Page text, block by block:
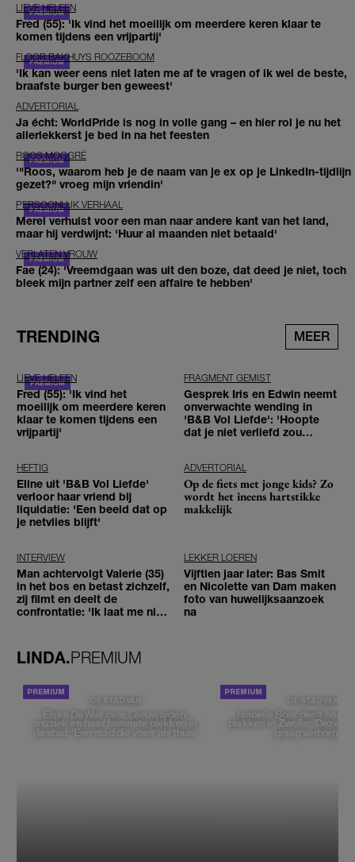
LIEVE HELEEN
Fred (55): 'Ik vind het moeilijk om meerdere keren klaar te
komen tijdens een vrijpartij'
FLOOR BAKHUYS ROOZEBOOM
'Ik kan weer eens niet laten me af te vragen of ik wel de beste,
braafste burger ben geweest'
ADVERTORIAL
Ja écht: WorldPride is nog in volle gang – en hier rol je nu het
allerlekkerst je bed in na het feesten
ROOS MOGGRÉ
'"Roos, waarom heb je de naam van je ex op je LinkedIn-tijdlijn
gezet?" vroeg mijn vriendin'
PERSOONLIJK VERHAAL
Merel verhuist voor een man naar andere kant van het land,
maar hij verdwijnt: 'Huur al maanden niet betaald'
VERLATEN VROUW
Fae (24): 'Vreemdgaan was uit den boze, dat deed je niet, toch
bleek mijn partner zelf een affaire te hebben'
TRENDING MEER
LIEVE HELEEN
Fred (55): 'Ik vind het
moeilijk om meerdere keren
klaar te komen tijdens een
vrijpartij'
FRAGMENT GEMIST
Gesprek Iris en Edwin neemt
onverwachte wending in
'B&B Vol Liefde': 'Hoopte
dat je niet verliefd zou
HEFTIG
Eline uit 'B&B Vol Liefde'
verloor haar vriend bij
liquidatie: 'Een beeld dat op
je netvlies blijft'
ADVERTORIAL
Op de fiets met jonge kids? Zo
wordt het ineens hartstikke
makkelijk
INTERVIEW
Man achtervolgt Valerie (35)
in het bos en betast zichzelf,
zij filmt en deelt de
confrontatie: 'Ik laat me niet
LEKKER LOEREN
Vijftien jaar later: Bas Smit
en Nicolette van Dam maken
foto van huwelijksaanzoek
na
LINDA.PREMIUM
DE STAD VAN
Elske DeWall over Leeuwarden,
muziek en haar favoriete plekken in
de stad: 'Een stad die voelt als thuis'
DE STAD VAN
Isabelle Boer deelt haar
plekken in Zwolle: 'Deze
graag verborgen'